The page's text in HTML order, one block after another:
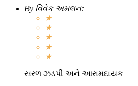
By વિવેક અમલન:
★
★
★
★
★
સરળ ઝડપી અને આરામદાયક